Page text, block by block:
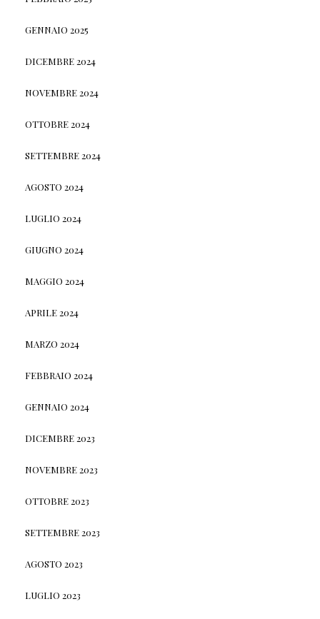
GENNAIO 2025
DICEMBRE 2024
NOVEMBRE 2024
OTTOBRE 2024
SETTEMBRE 2024
AGOSTO 2024
LUGLIO 2024
GIUGNO 2024
MAGGIO 2024
APRILE 2024
MARZO 2024
FEBBRAIO 2024
GENNAIO 2024
DICEMBRE 2023
NOVEMBRE 2023
OTTOBRE 2023
SETTEMBRE 2023
AGOSTO 2023
LUGLIO 2023